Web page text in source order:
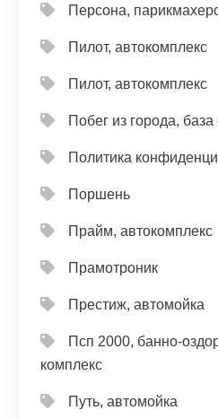
Персона,
Пилот, автокомплекс
Пилот, автокомплекс
Побег из города, база
Политика
Поршень
Прайм, автокомплекс
Прамотроник
Престиж, автомойка
Псп 2000, банно-
комплекс
Путь, автомойка